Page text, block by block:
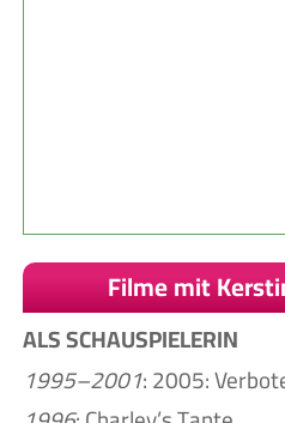
Filme mit
ALS SCHAUSPIELERIN
1995–2001: 2005: